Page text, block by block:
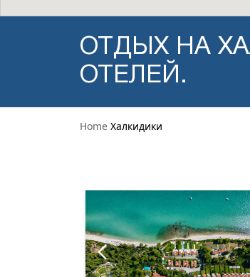
ОТДЫХ НА
ОТЕЛЕЙ.
Home Халкидики